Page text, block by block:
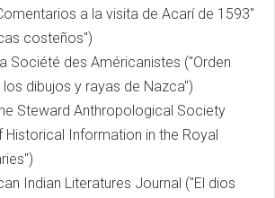
a la visita de Acarí de 1593"
costeños")
Société des Américanistes ("Orden
dibujos y rayas de Nazca")
Steward Anthropological Society
Historical Information in the Royal
Indian Literatures Journal ("El dios